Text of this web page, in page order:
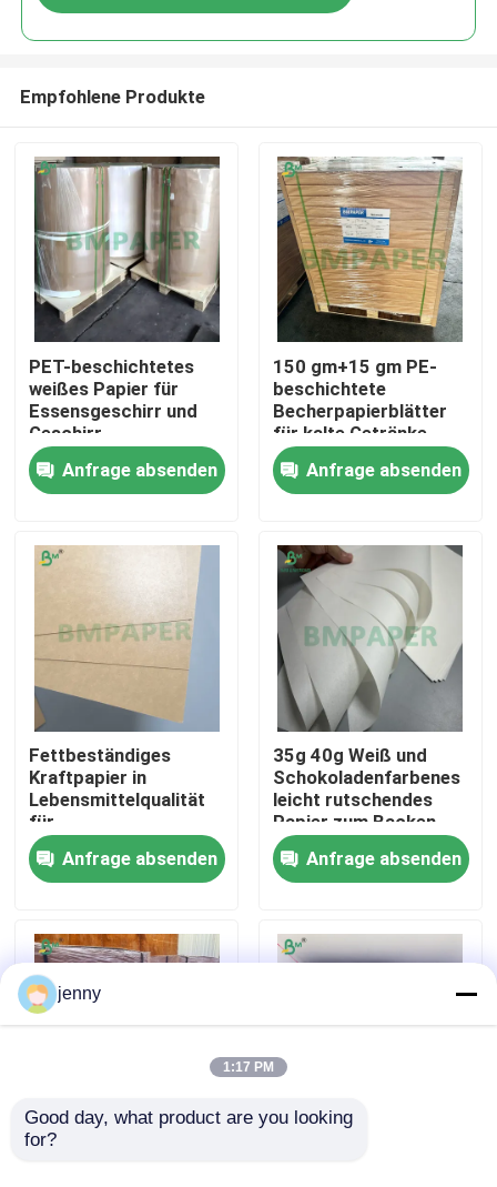
Startseite
Über uns
Fabrik Tour
Qualitätskontrolle
Nachrichten
Empfohlene Produkte
PET-beschichtetes
weißes Papier für
Essensgeschirr und
Geschirr
Anfrage absenden
150 gm+15 gm PE-
beschichtete
Becherpapierblätter
für kalte Getränke
Anfrage absenden
Fettbeständiges
Kraftpapier in
Lebensmittelqualität
für
Lebensmittelbehälter,
Lunchboxen
Anfrage absenden
35g 40g Weiß und
Schokoladenfarbenes
leicht rutschendes
Papier zum Backen
von Kuchen 13 x 19
Zoll Anfrage absenden
170 gm 300 gm
jenny
1:17 PM
Good day, what product are you looking
for?